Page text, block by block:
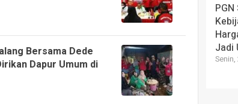
Bersama Dede
Dapur Umum di
Jadi